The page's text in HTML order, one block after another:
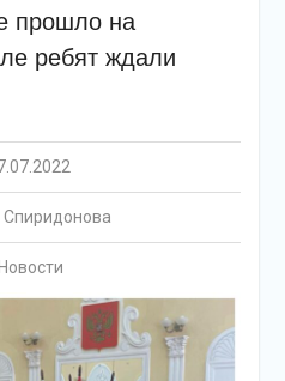
прошло на
ребят ждали
Новости